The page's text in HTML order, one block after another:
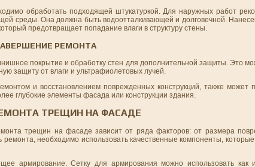
обработать подходящей штукатуркой. Для наружных работ
среды. Она должна быть водоотталкивающей и долговечной.
предотвращает попадание влаги в структуру стены.
РЕМОНТА
покрытие и обработку стен для дополнительной защиты. Это
защиту от влаги и ультрафиолетовых лучей.
и восстановлением поврежденных конструкций, также может
глубокие элементы фасада или конструкции здания.
ТРЕЩИН НА ФАСАДЕ
трещин на фасаде зависит от ряда факторов: от размера
ремонта, необходимо использовать качественные компоненты,
армирование. Сетку для армирования можно использовать как